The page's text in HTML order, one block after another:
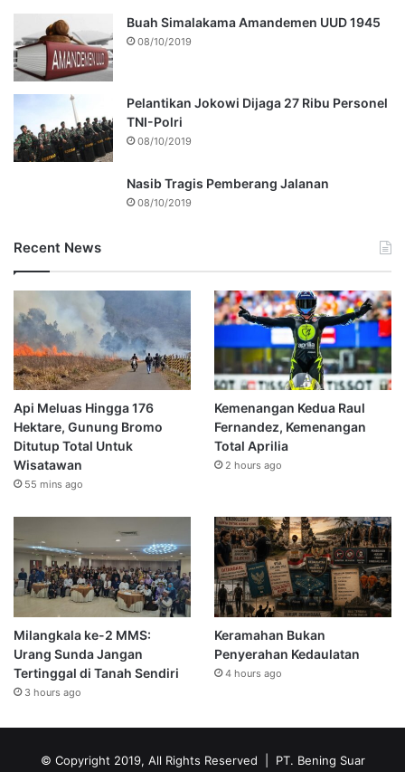
Buah Simalakama Amandemen UUD 1945
08/10/2019
Pelantikan Jokowi Dijaga 27 Ribu Personel
TNI-Polri
08/10/2019
Nasib Tragis Pemberang Jalanan
08/10/2019
Recent News
Api Meluas Hingga 176
Hektare, Gunung Bromo
Ditutup Total Untuk
Wisatawan
55 mins ago
Kemenangan Kedua Raul
Fernandez, Kemenangan
Total Aprilia
2 hours ago
Milangkala ke-2 MMS:
Urang Sunda Jangan
Tertinggal di Tanah Sendiri
3 hours ago
Keramahan Bukan
Penyerahan Kedaulatan
4 hours ago
© Copyright 2019, All Rights Reserved | PT. Bening Suar